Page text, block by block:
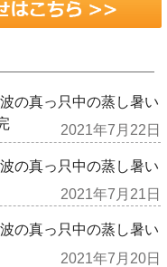
の真っ只中の蒸し暑い
2021年7月22日
の真っ只中の蒸し暑い
2021年7月21日
の真っ只中の蒸し暑い
2021年7月20日